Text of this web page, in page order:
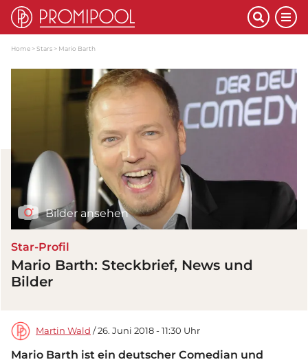
Home Stars Mario Barth
Bilder ansehen
Star-Profil
Mario Barth: Steckbrief, News und
Bilder
Martin Wald / 26. Juni 2018 - 11:30 Uhr
Mario Barth ist ein deutscher Comedian und